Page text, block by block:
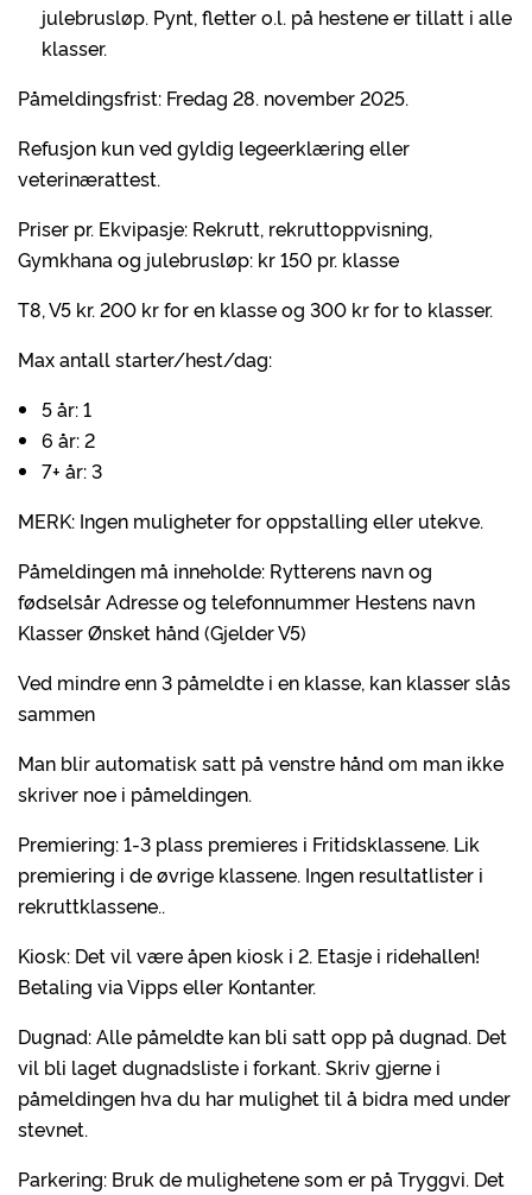
julebrusløp. Pynt, fletter o.l. på hestene er tillatt i alle
klasser.
Påmeldingsfrist: Fredag 28. november 2025.
Refusjon kun ved gyldig legeerklæring eller
veterinærattest.
Priser pr. Ekvipasje: Rekrutt, rekruttoppvisning,
Gymkhana og julebrusløp: kr 150 pr. klasse
T8, V5 kr. 200 kr for en klasse og 300 kr for to klasser.
Max antall starter/hest/dag:
5 år: 1
6 år: 2
7+ år: 3
MERK: Ingen muligheter for oppstalling eller utekve.
Påmeldingen må inneholde: Rytterens navn og
fødselsår Adresse og telefonnummer Hestens navn
Klasser Ønsket hånd (Gjelder V5)
Ved mindre enn 3 påmeldte i en klasse, kan klasser slås
sammen
Man blir automatisk satt på venstre hånd om man ikke
skriver noe i påmeldingen.
Premiering: 1-3 plass premieres i Fritidsklassene. Lik
premiering i de øvrige klassene. Ingen resultatlister i
rekruttklassene..
Kiosk: Det vil være åpen kiosk i 2. Etasje i ridehallen!
Betaling via Vipps eller Kontanter.
Dugnad: Alle påmeldte kan bli satt opp på dugnad. Det
vil bli laget dugnadsliste i forkant. Skriv gjerne i
påmeldingen hva du har mulighet til å bidra med under
stevnet.
Parkering: Bruk de mulighetene som er på Tryggvi. Det